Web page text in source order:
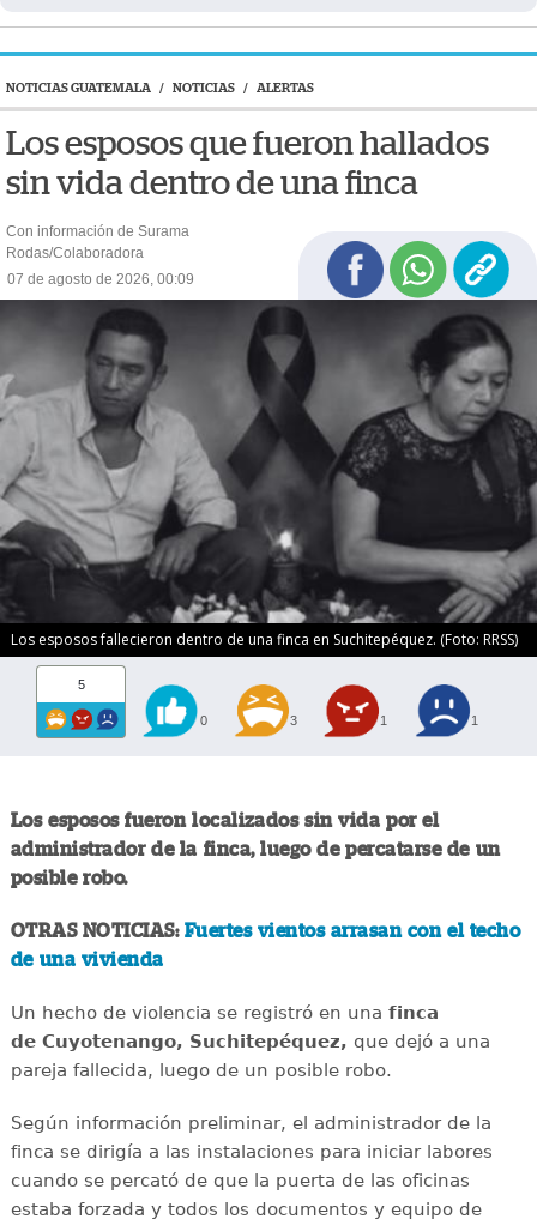
NOTICIAS GUATEMALA / NOTICIAS / ALERTAS
Los esposos que fueron hallados
sin vida dentro de una finca
Con información de Surama
Rodas/Colaboradora
07 de agosto de 2026, 00:09
Los esposos fallecieron dentro de una finca en Suchitepéquez. (Foto: RRSS)
5
0 3 1 1
Los esposos fueron localizados sin vida por el
administrador de la finca, luego de percatarse de un
posible robo.
OTRAS NOTICIAS: Fuertes vientos arrasan con el techo
de una vivienda
Un hecho de violencia se registró en una finca
de Cuyotenango, Suchitepéquez, que dejó a una
pareja fallecida, luego de un posible robo.
Según información preliminar, el administrador de la
finca se dirigía a las instalaciones para iniciar labores
cuando se percató de que la puerta de las oficinas
estaba forzada y todos los documentos y equipo de